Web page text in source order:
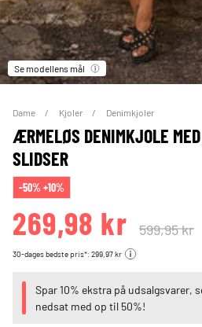
Se modellens mål
Dame Kjoler Denimkjoler
ÆRMELØS DENIMKJOLE
SLIDSER
-50% +10%
269,98 kr 599,95 kr
30-dages bedste pris*: 299,97 kr
Spar 10% ekstra på udsalgsvarer,
nedsat med op til 50%!